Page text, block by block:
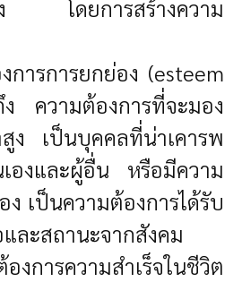
ง โดยการสร้างความ
ารการยกย่อง (esteem
ความต้องการที่จะมอง
ง เป็นบุคคลที่น่าเคารพ
องและผู้อื่น หรือมีความ
ง เป็นความต้องการได้รับ
ละสถานะจากสังคม
การความสำเร็จในชีวิต